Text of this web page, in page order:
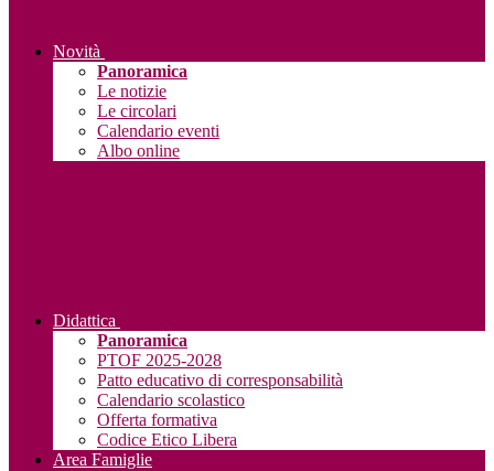
Novità
Panoramica
Le notizie
Le circolari
Calendario eventi
Albo online
Didattica
Panoramica
PTOF 2025-2028
Patto educativo di corresponsabilità
Calendario scolastico
Offerta formativa
Codice Etico Libera
Area Famiglie